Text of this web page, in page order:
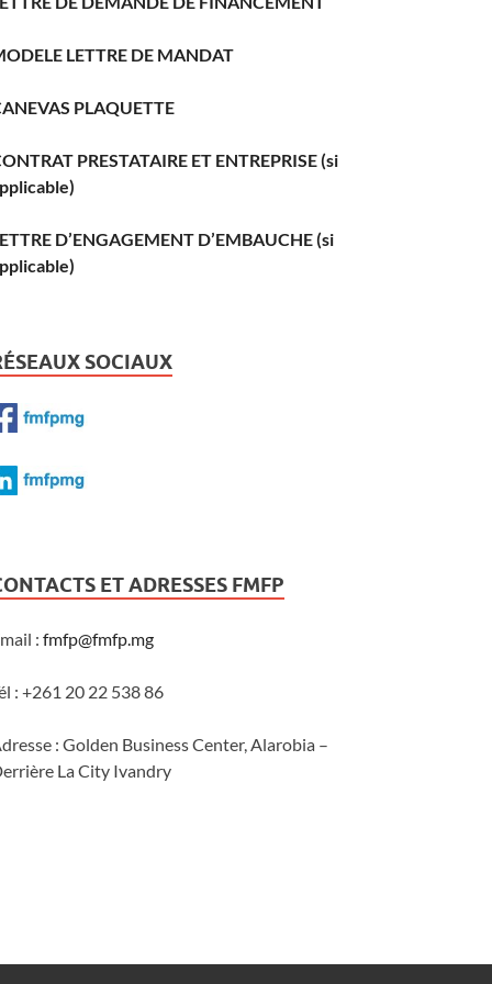
LETTRE DE MANDAT
PLAQUETTE
PRESTATAIRE ET ENTREPRISE (si
D’ENGAGEMENT D’EMBAUCHE (si
SOCIAUX
ET ADRESSES FMFP
:fmfp@fmfp.mg
: +261 20 22 538 86
: Golden Business Center, Alarobia –
La City Ivandry